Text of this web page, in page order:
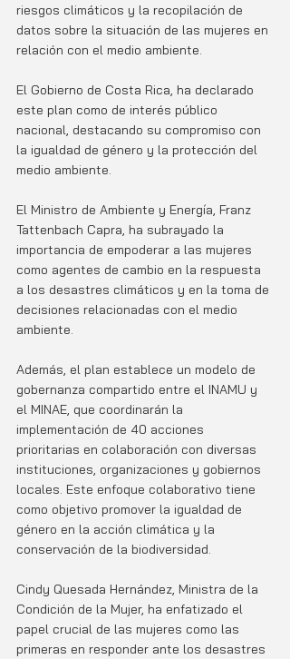
riesgos climáticos y la recopilación de
datos sobre la situación de las mujeres en
relación con el medio ambiente.
El Gobierno de Costa Rica, ha declarado
este plan como de interés público
nacional, destacando su compromiso con
la igualdad de género y la protección del
medio ambiente.
El Ministro de Ambiente y Energía, Franz
Tattenbach Capra, ha subrayado la
importancia de empoderar a las mujeres
como agentes de cambio en la respuesta
a los desastres climáticos y en la toma de
decisiones relacionadas con el medio
ambiente.
Además, el plan establece un modelo de
gobernanza compartido entre el INAMU y
el MINAE, que coordinarán la
implementación de 40 acciones
prioritarias en colaboración con diversas
instituciones, organizaciones y gobiernos
locales. Este enfoque colaborativo tiene
como objetivo promover la igualdad de
género en la acción climática y la
conservación de la biodiversidad.
Cindy Quesada Hernández, Ministra de la
Condición de la Mujer, ha enfatizado el
papel crucial de las mujeres como las
primeras en responder ante los desastres